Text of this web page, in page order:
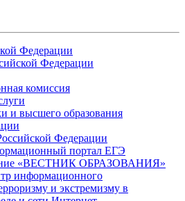
Федерации
Федерации
комиссия
и высшего образования
Федерации
портал ЕГЭ
«ВЕСТНИК ОБРАЗОВАНИЯ»
информационного
и экстремизму в